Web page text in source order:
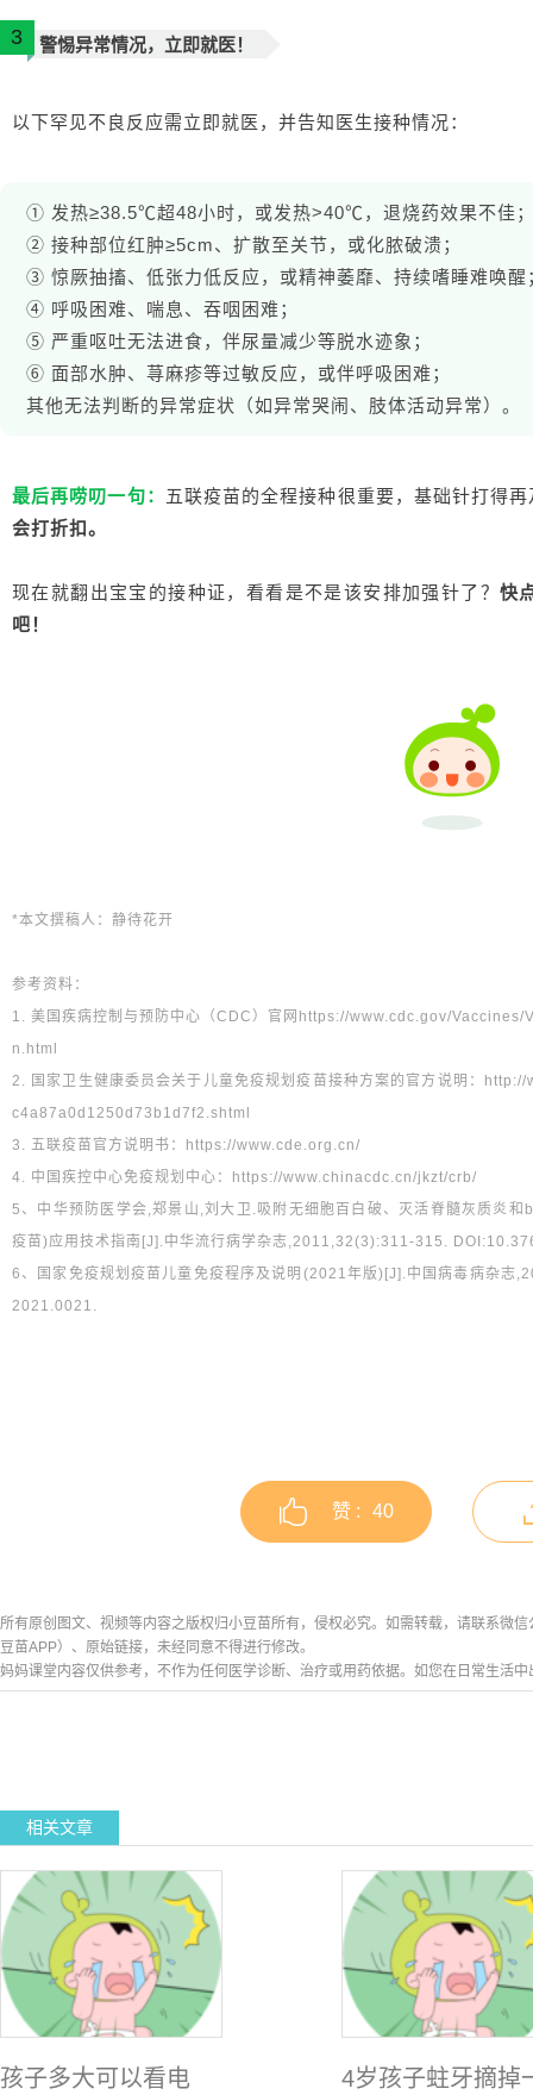
3 警惕异常情况，立即就医！
以下罕见不良反应需立即就医，并告知医生接种情况：
① 发热≥38.5℃超48小时，或发热>40℃，退烧药效果不佳
② 接种部位红肿≥5cm、扩散至关节，或化脓破溃；
③ 惊厥抽搐、低张力低反应，或精神萎靡、持续嗜睡难唤醒
④ 呼吸困难、喘息、吞咽困难；
⑤ 严重呕吐无法进食，伴尿量减少等脱水迹象；
⑥ 面部水肿、荨麻疹等过敏反应，或伴呼吸困难；
其他无法判断的异常症状（如异常哭闹、肢体活动异常）。
最后再唠叨一句： 五联疫苗的全程接种很重要，基础针打得
会打折扣。
现在就翻出宝宝的接种证，看看是不是该安排加强针了？ 快
吧！
*本文撰稿人：静待花开
参考资料：
1. 美国疾病控制与预防中心（CDC）官网https://www.cdc.gov/
n.html
2. 国家卫生健康委员会关于儿童免疫规划疫苗接种方案的官方说明：
c4a87a0d1250d73b1d7f2.shtml
3. 五联疫苗官方说明书：https://www.cde.org.cn/
4. 中国疾控中心免疫规划中心：https://www.chinacdc.cn/jkzt/crb/
5、中华预防医学会,郑景山,刘大卫.吸附无细胞百白破、灭活脊髓灰质炎
疫苗)应用技术指南[J].中华流行病学杂志,2011,32(3):311-315.
6、国家免疫规划疫苗儿童免疫程序及说明(2021年版)[J].中国病毒病杂
2021.0021.
赞 : 40
所有原创图文、视频等内容之版权归小豆苗所有，侵权必究。如需转载，请联系微
豆苗APP）、原始链接，未经同意不得进行修改。
妈妈课堂内容仅供参考，不作为任何医学诊断、治疗或用药依据。如您在日常生活
相关文章
孩子多大可以看电 4岁孩子蛀牙摘掉